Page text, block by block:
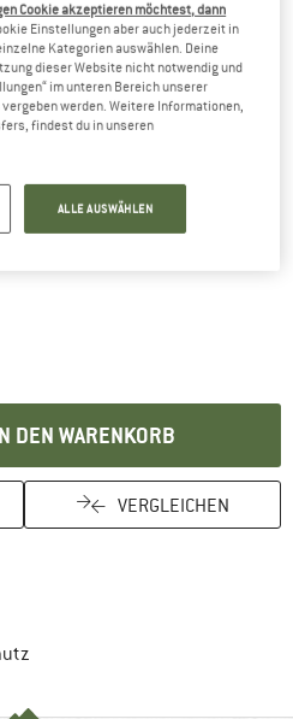
sich in einer Infobox und
DEN WARENKORB
VERGLEICHEN
Zahlungs-Infos hier! Öffnet
Cookie akzeptieren möchtest, dann
Einstellungen aber auch jederzeit in
Kategorien auswählen. Deine
dieser Website nicht notwendig und
im unteren Bereich unserer
werden. Weitere Informationen,
findest du in unseren
ALLE AUSWÄHLEN